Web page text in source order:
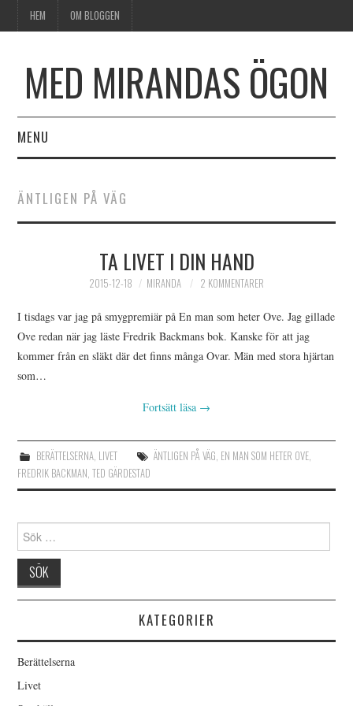
HEM OM BLOGGEN
MED MIRANDAS ÖGON
MENU
OM BLOGGEN
ÄNTLIGEN PÅ VÄG
TA LIVET I DIN HAND
2015-12-18 MIRANDA 2 KOMMENTARER
I tisdags var jag på smygpremiär på En man som heter Ove. Jag gillade
Ove redan när jag läste Fredrik Backmans bok. Kanske för att jag
kommer från en släkt där det finns många Ovar. Män med stora hjärtan
som…
Fortsätt läsa →
BERÄTTELSERNA, LIVET ÄNTLIGEN PÅ VÄG EN MAN SOM HETER OVE,
FREDRIK BACKMAN ,TED GÄRDESTAD
efter:
KATEGORIER
Berättelserna
Livet